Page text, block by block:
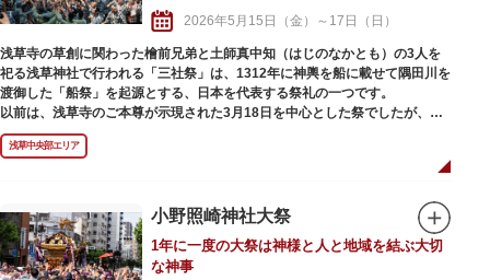
大きな見どころです。野外の静けさ、風にそよぐ葉、薪がパチパチと燃える
音。かがり火で照らされた幽玄な雰囲気のなか演じられる薪能は、神秘的で
非日常的な世界へ見る者たちを連れて行ってくれます。
2026年5月15日（金）～17日（日）
浅草寺の草創に関わった檜前兄弟と土師真中知（はじのなかとも）の3人を
祀る浅草神社で行われる「三社祭」は、1312年に神輿を船に載せて隅田川を
渡御した「船祭」を起源とする、日本を代表する祭礼の一つです。
以前は、浅草寺のご本尊が示現された3月18日を中心とした祭でしたが、現
在は毎年5月中旬の金・土・日曜日に実施され、本社神輿御霊入れの儀や、
無形文化財「びんざさら舞」の奉納が行われます。
神輿3基の「宮出し」は圧巻の迫力。東部・西部・南部方面の氏子各町へ向
けて、御本社神輿が担ぎ出され、日没後に神社境内へ戻る「宮入り」を迎え
て祭礼行事が終わります。観衆の熱気に浅草一帯は包まれ、三日間で延べ
180万もの人出で賑わいます。
浅草中央部エリア
小野照崎神社大祭
1年に一度の大祭は神様と人と地域を結ぶ大切
な神事